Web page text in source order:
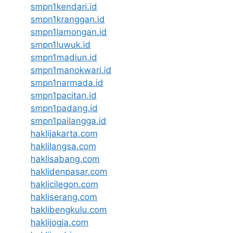
smpn1kendari.id
smpn1kranggan.id
smpn1lamongan.id
smpn1luwuk.id
smpn1madiun.id
smpn1manokwari.id
smpn1narmada.id
smpn1pacitan.id
smpn1padang.id
smpn1pailangga.id
haklijakarta.com
haklilangsa.com
haklisabang.com
haklidenpasar.com
haklicilegon.com
hakliserang.com
haklibengkulu.com
haklijogja.com